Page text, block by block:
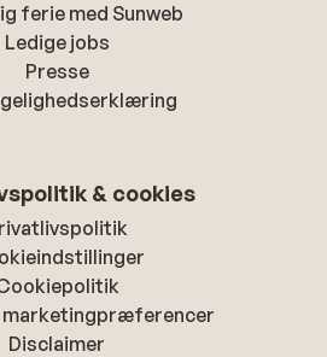
ferie med Sunweb
Ledige jobs
Presse
& cookies
marketingpræferencer
Disclaimer